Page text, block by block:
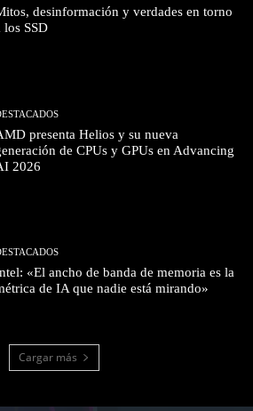
desinformación y verdades en torno
los SSD
presenta Helios y su nueva
de CPUs y GPUs en Advancing
2026
«El ancho de banda de memoria es la
de IA que nadie está mirando»
Cargar más